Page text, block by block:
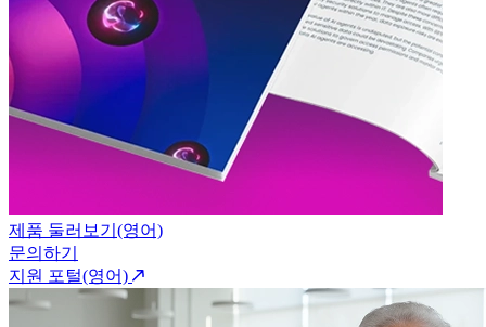
제품 둘러보기(영어)
문의하기
지원 포털(영어)